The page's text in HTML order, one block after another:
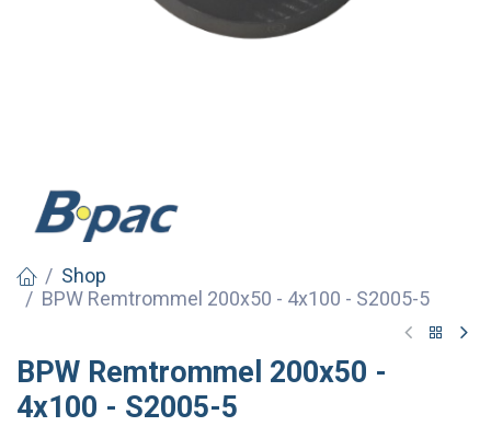
Shop
BPW Remtrommel 200x50 - 4x100 - S2005-5
BPW Remtrommel 200x50 -
4x100 - S2005-5